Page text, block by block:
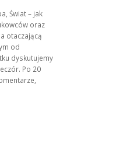
Świat – jak
oraz
otaczającą
od
dyskutujemy
Po 20